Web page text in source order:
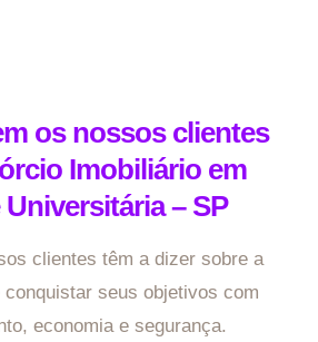
os nossos clientes
Imobiliário em
– SP
clientes têm a dizer sobre a
seus objetivos com
economia e segurança.